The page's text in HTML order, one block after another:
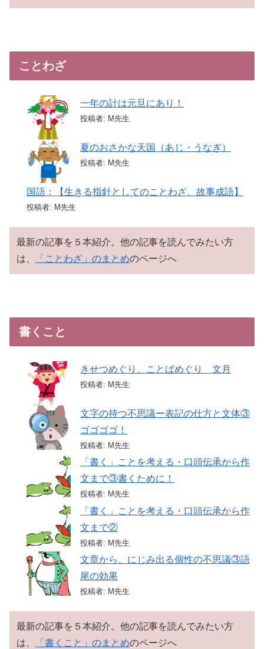
ことわざ
一年の計は元旦にあり！
投稿者: M先生
夏のおさかな天国（あじ・うなぎ）
投稿者: M先生
国語：【生きる指針としてのことわざ、故事成語】
投稿者: M先生
最新の記事を５本紹介。他の記事を読んでみたい方
は、
「ことわざ」のまとめのページへ
書くこと
きせつめぐり、ことばめぐり 文月
投稿者: M先生
文字の持つ不思議ー表記の仕方と文体③
ゴゴゴゴ！
投稿者: M先生
「書く」ことを考える・口頭伝承から作
文まで③書くために！
投稿者: M先生
「書く」ことを考える・口頭伝承から作
文まで②
投稿者: M先生
文章から、にじみ出る個性の不思議③語
尾の効果
投稿者: M先生
最新の記事を５本紹介。他の記事を読んでみたい方
は、
「書くこと」のまとめのページへ